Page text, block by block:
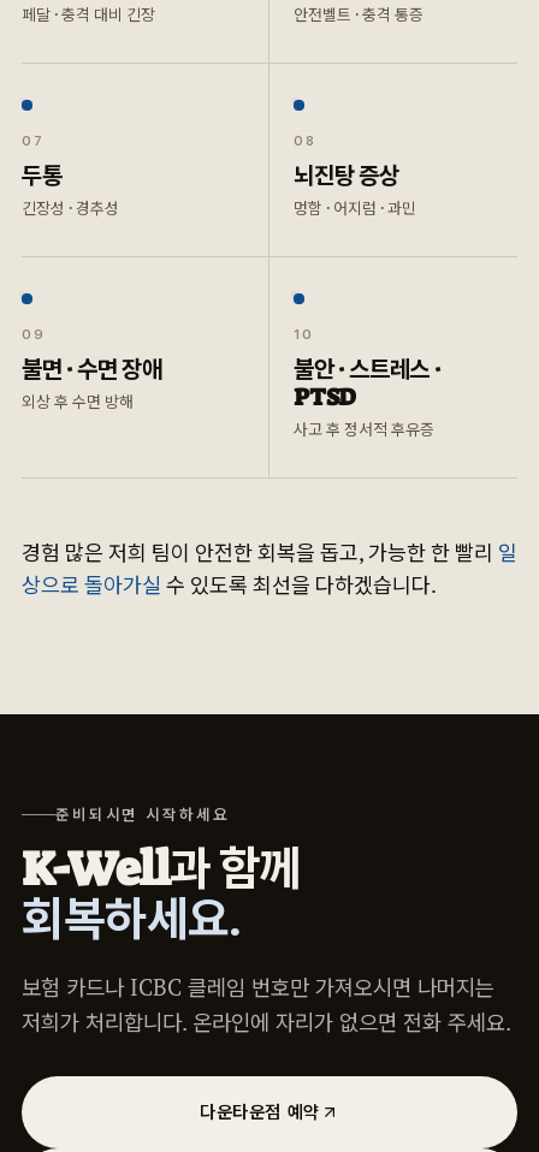
페달 · 충격 대비 긴장 안전벨트 · 충격 통증
07
두통
긴장성 · 경추성
08
뇌진탕 증상
멍함 · 어지럼 · 과민
09
불면 · 수면 장애
외상 후 수면 방해
10
불안 · 스트레스 ·
PTSD
사고 후 정서적 후유증
경험 많은 저희 팀이 안전한 회복을 돕고, 가능한 한 빨리 일
상으로 돌아가실 수 있도록 최선을 다하겠습니다.
준비되시면 시작하세요
K-Well과 함께
회복하세요.
보험 카드나 ICBC 클레임 번호만 가져오시면 나머지는
저희가 처리합니다. 온라인에 자리가 없으면 전화 주세요.
다운타운점 예약